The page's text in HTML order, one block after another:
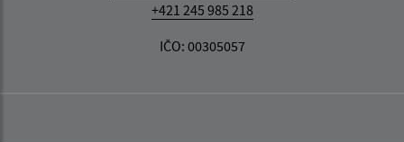
+421 245 985 218
IČO: 00305057